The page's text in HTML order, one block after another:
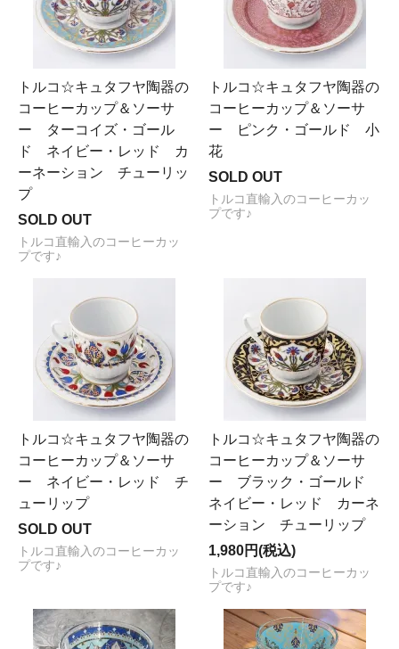
トルコ☆キュタフヤ陶器の
コーヒーカップ＆ソーサ
ー ターコイズ・ゴール
ド ネイビー・レッド カ
ーネーション チューリッ
プ
SOLD OUT
トルコ直輸入のコーヒーカッ
プです♪
トルコ☆キュタフヤ陶器の
コーヒーカップ＆ソーサ
ー ピンク・ゴールド 小
花
SOLD OUT
トルコ直輸入のコーヒーカッ
プです♪
トルコ☆キュタフヤ陶器の
コーヒーカップ＆ソーサ
ー ネイビー・レッド チ
ューリップ
SOLD OUT
トルコ直輸入のコーヒーカッ
プです♪
トルコ☆キュタフヤ陶器の
コーヒーカップ＆ソーサ
ー ブラック・ゴールド
ネイビー・レッド カーネ
ーション チューリップ
1,980円(税込)
トルコ直輸入のコーヒーカッ
プです♪